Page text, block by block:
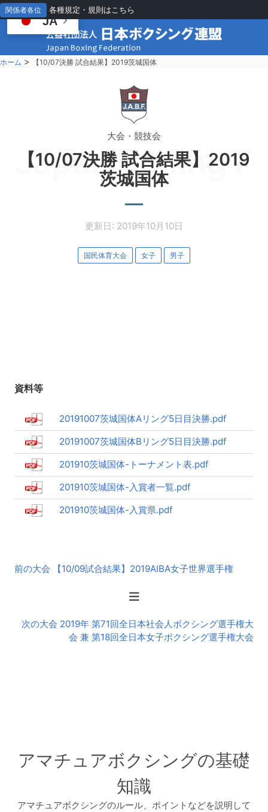
関係者各位 各種規定・規則はこちら
ホーム > 【10/07決勝 試合結果】2019茨城国体
Japan Boxing
大会・競技会
【10/07決勝 試合結果】2019
茨城国体
更新日: 2019年10月10日
国民体育大会 女子 男子
資料等
20191007茨城国体Aリング5日目決勝.pdf
20191007茨城国体Bリング5日目決勝.pdf
201910茨城国体-トーナメント表.pdf
201910茨城国体-入賞者一覧.pdf
201910茨城国体-入賞県.pdf
後
前の大会 【10/09試合結果】2019AIBA女子世界選手権
次の大会 2019年 第71回全日本社会人ボクシング選手権大
会 兼 第18回全日本女子ボクシング選手権大会
アマチュアボクシングの基礎
知識
アマチュアボクシングのルール、ポイントなどを説明して
JA